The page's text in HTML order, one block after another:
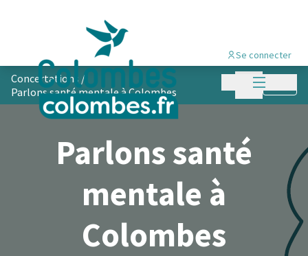
Menu
Se connecter
Concertations /
Parlons santé mentale à Colombes
Menu Suivre
Parlons santé
mentale à
Colombes